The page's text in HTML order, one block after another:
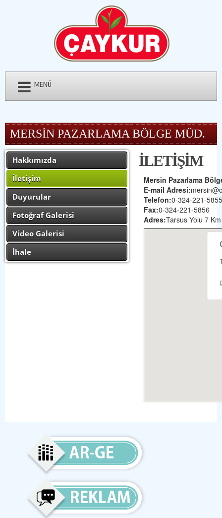
MENÜ
MERSİN PAZARLAMA BÖLGE MÜD.
Hakkımızda
İletişim
Duyurular
Fotoğraf Galerisi
Video Galerisi
İhale
İLETİŞİM
Mersin Pazarlama
E-mail Adresi:
Telefon:0-324-221-5855
Fax:0-324-221-5856
Adres:Tarsus Yolu 7